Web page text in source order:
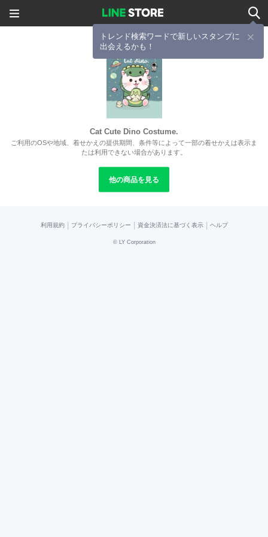
トレンド検索ワードで新しいスタンプに
出会えるかも！
Cat Cute Dino Costume.
ご利用のOSや地域、着せかえの提供期間、条件等によって一部の着せかえは表示ま
たは利用できない場合があります。
他の商品を見る
利用規約 プライバシーポリシー 資金決済法に基づく表示 ヘルプ
© LY Corporation